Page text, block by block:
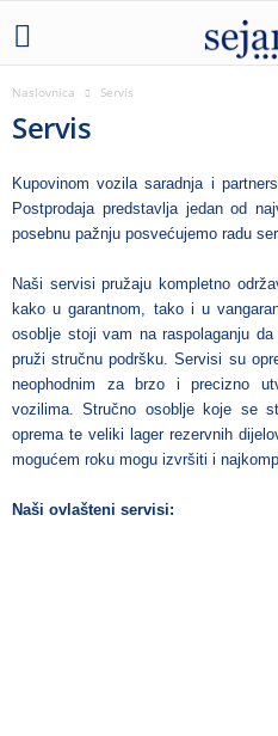
Naslovnica Servis
Servis
Kupovinom vozila saradnja i
Postprodaja predstavlja jedan od
posebnu pažnju posvećujemo radu
Naši servisi pružaju kompletno
kako u garantnom, tako i u
osoblje stoji vam na raspolaganju
pruži stručnu podršku. Servisi su
neophodnim za brzo i precizno
vozilima. Stručno osoblje koje se
oprema te veliki lager rezervnih
mogućem roku mogu izvršiti i
Naši ovlašteni servisi: